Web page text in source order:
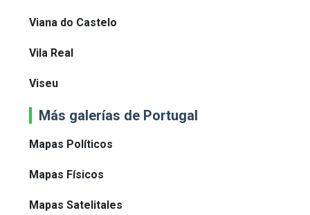
Viana do Castelo
Vila Real
Viseu
Más galerías de Portugal
Mapas Políticos
Mapas Físicos
Mapas Satelitales